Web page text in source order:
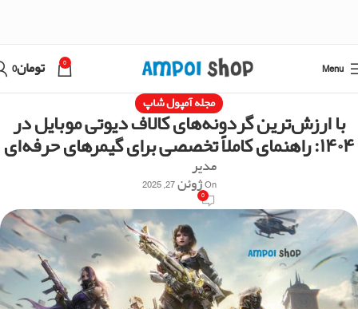
Menu
0 تومان0
مجله آمپول شاپ
با ارزش‌ترین گردونه‌های کالاف دیوتی موبایل در
۱۴۰۴: راهنمای کاملاً تخصصی برای گیمرهای حرفه‌ای
مدیر
On ژوئن 27, 2025
0